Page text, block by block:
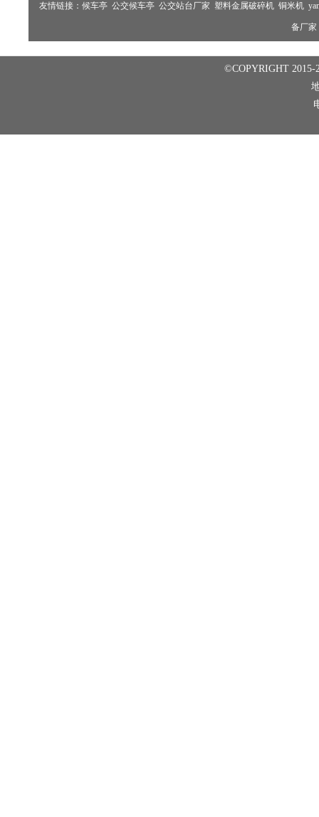
友情链接： 候车亭 公交候车亭 公交站台厂家 塑料金属破碎机 铜米机
备厂家
©COPYRIGHT 2015-